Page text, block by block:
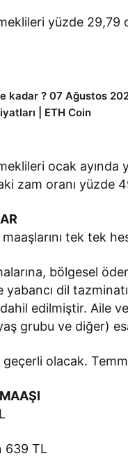
yüzde 29,79
kadar ? 07 Ağustos
| ETH Coin
ocak ayında
zam oranı yüzde
tek tek
bölgesel
yabancı dil
edilmiştir. Aile
grubu ve diğer)
olacak.
639 TL